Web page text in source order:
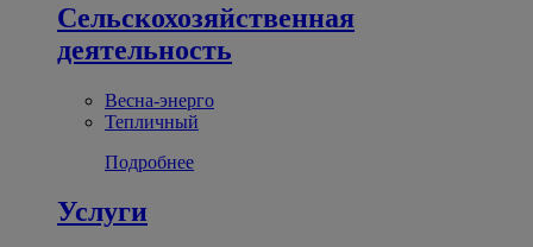
Сельскохозяйственная
деятельность
Весна-энерго
Тепличный
Подробнее
Услуги